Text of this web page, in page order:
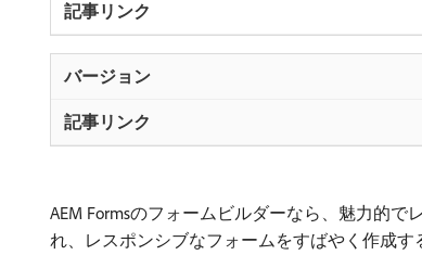
AEM Formsのフォームビルダーなら、魅力的
れ、レスポンシブなフォームをすばやく作成